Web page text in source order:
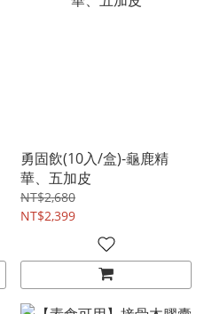
勇固飲(10入/盒)-龜鹿精
華、五加皮
NT$2,680
NT$2,399